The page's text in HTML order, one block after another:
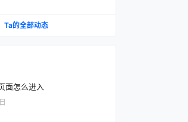
Ta的全部动态
面怎么进入